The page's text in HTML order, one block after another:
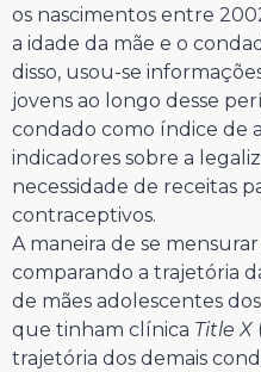
os nascimentos entre
a idade da mãe e o
disso, usou-se
jovens ao longo desse
condado como índice de
indicadores sobre a
necessidade de receitas
contraceptivos.
A maneira de se
comparando a trajetória
de mães adolescentes
que tinham clínica Title X
trajetória dos demais